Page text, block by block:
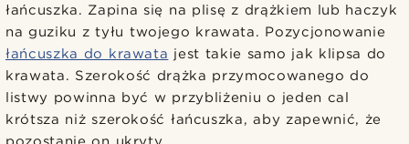
łańcuszka. Zapina się na plisę z drążkiem lub haczyk
na guziku z tyłu twojego krawata. Pozycjonowanie
łańcuszka do krawata jest takie samo jak klipsa do
krawata. Szerokość drążka przymocowanego do
listwy powinna być w przybliżeniu o jeden cal
krótsza niż szerokość łańcuszka, aby zapewnić, że